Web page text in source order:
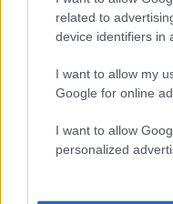
related to
device identifiers in
I want to allow my
Google for online
I want to allow
personalized
Share:
ενημερωθείτε πρώτοι
τελευταία νέα
της